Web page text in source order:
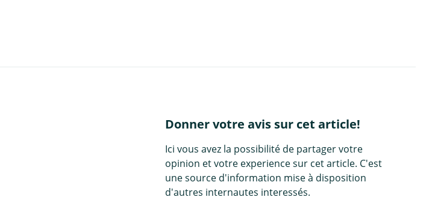
Donner votre avis sur cet article!
Ici vous avez la possibilité de partager votre
opinion et votre experience sur cet article. C'est
une source d'information mise à disposition
d'autres internautes interessés.